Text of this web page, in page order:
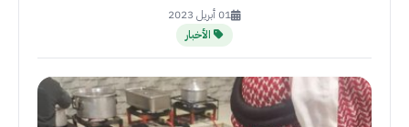
01 أبريل 2023
الأخبار